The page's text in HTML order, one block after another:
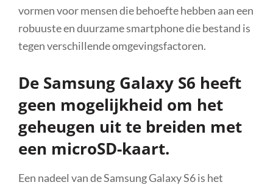
vormen voor mensen die behoefte hebben aan een
robuuste en duurzame smartphone die bestand is
tegen verschillende omgevingsfactoren.
De Samsung Galaxy S6 heeft
geen mogelijkheid om het
geheugen uit te breiden met
een microSD-kaart.
Een nadeel van de Samsung Galaxy S6 is het